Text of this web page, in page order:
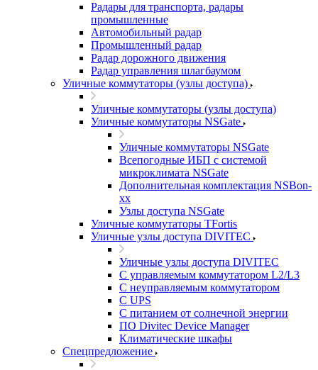
Радары для транспорта, радары
промышленные
Автомобильный радар
Промышленный радар
Радар дорожного движения
Радар управления шлагбаумом
Уличные коммутаторы (узлы доступа)
Уличные коммутаторы (узлы доступа)
Уличные коммутаторы NSGate
Уличные коммутаторы NSGate
Всепогодные ИБП с системой
микроклимата NSGate
Дополнительная комплектация NSBon-
xx
Узлы доступа NSGate
Уличные коммутаторы TFortis
Уличные узлы доступа DIVITEC
Уличные узлы доступа DIVITEC
С управляемым коммутатором L2/L3
С неуправляемым коммутатором
С UPS
С питанием от солнечной энергии
ПО Divitec Device Manager
Климатические шкафы
Спецпредложение